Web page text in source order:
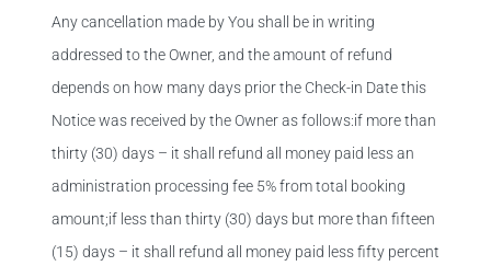
Any cancellation made by You shall be in writing
addressed to the Owner, and the amount of refund
depends on how many days prior the Check-in Date this
Notice was received by the Owner as follows:if more than
thirty (30) days – it shall refund all money paid less an
administration processing fee 5% from total booking
amount;if less than thirty (30) days but more than fifteen
(15) days – it shall refund all money paid less fifty percent